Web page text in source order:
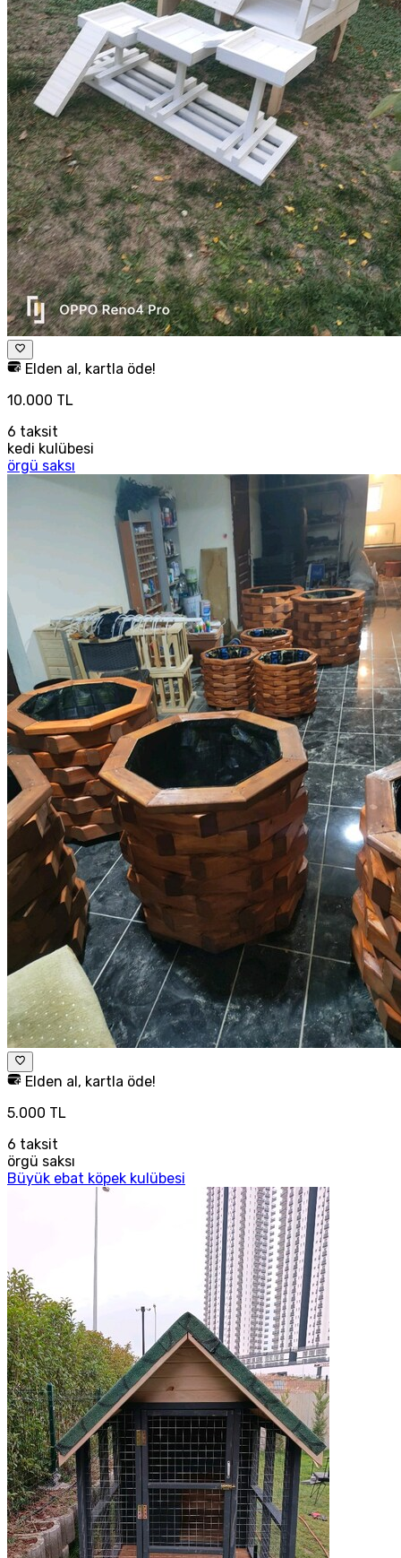
Elden al, kartla öde!
10.000 TL
6 taksit
kedi kulübesi
örgü saksı
Elden al, kartla öde!
5.000 TL
6 taksit
örgü saksı
Büyük ebat köpek kulübesi